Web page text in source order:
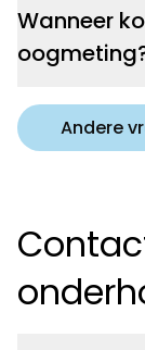
Wanneer
Andere